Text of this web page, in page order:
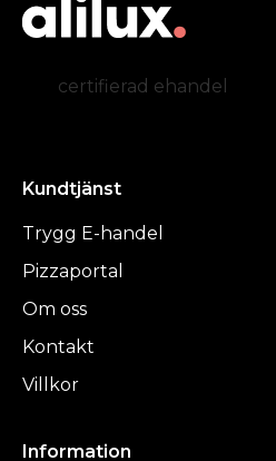
certifierad ehandel
Kundtjänst
Trygg E-handel
Pizzaportal
Om oss
Kontakt
Villkor
Information